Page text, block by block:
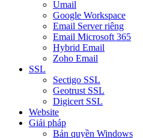
Umail
Google Workspace
Email Server riêng
Email Microsoft 365
Hybrid Email
Zoho Email
SSL
Sectigo SSL
Geotrust SSL
Digicert SSL
Website
Giải pháp
Bản quyền Windows